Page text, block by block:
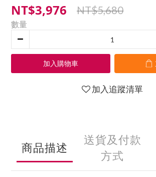
NT$3,976 NT$5,680
數量
加入購物車
加入追蹤清單
商品描述
送貨及付款
方式